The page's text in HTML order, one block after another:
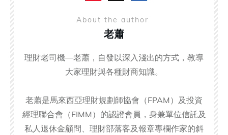
About the author
老蕭
理財老司機—老蕭，自發以深入淺出的方式，教導
大家理財與各種財商知識。
老蕭是馬來西亞理財規劃師協會（FPAM）及投資
經理聯合會（FIMM）的認證會員，身兼單位信託及
私人退休金顧問、理財部落客及報章專欄作家的斜